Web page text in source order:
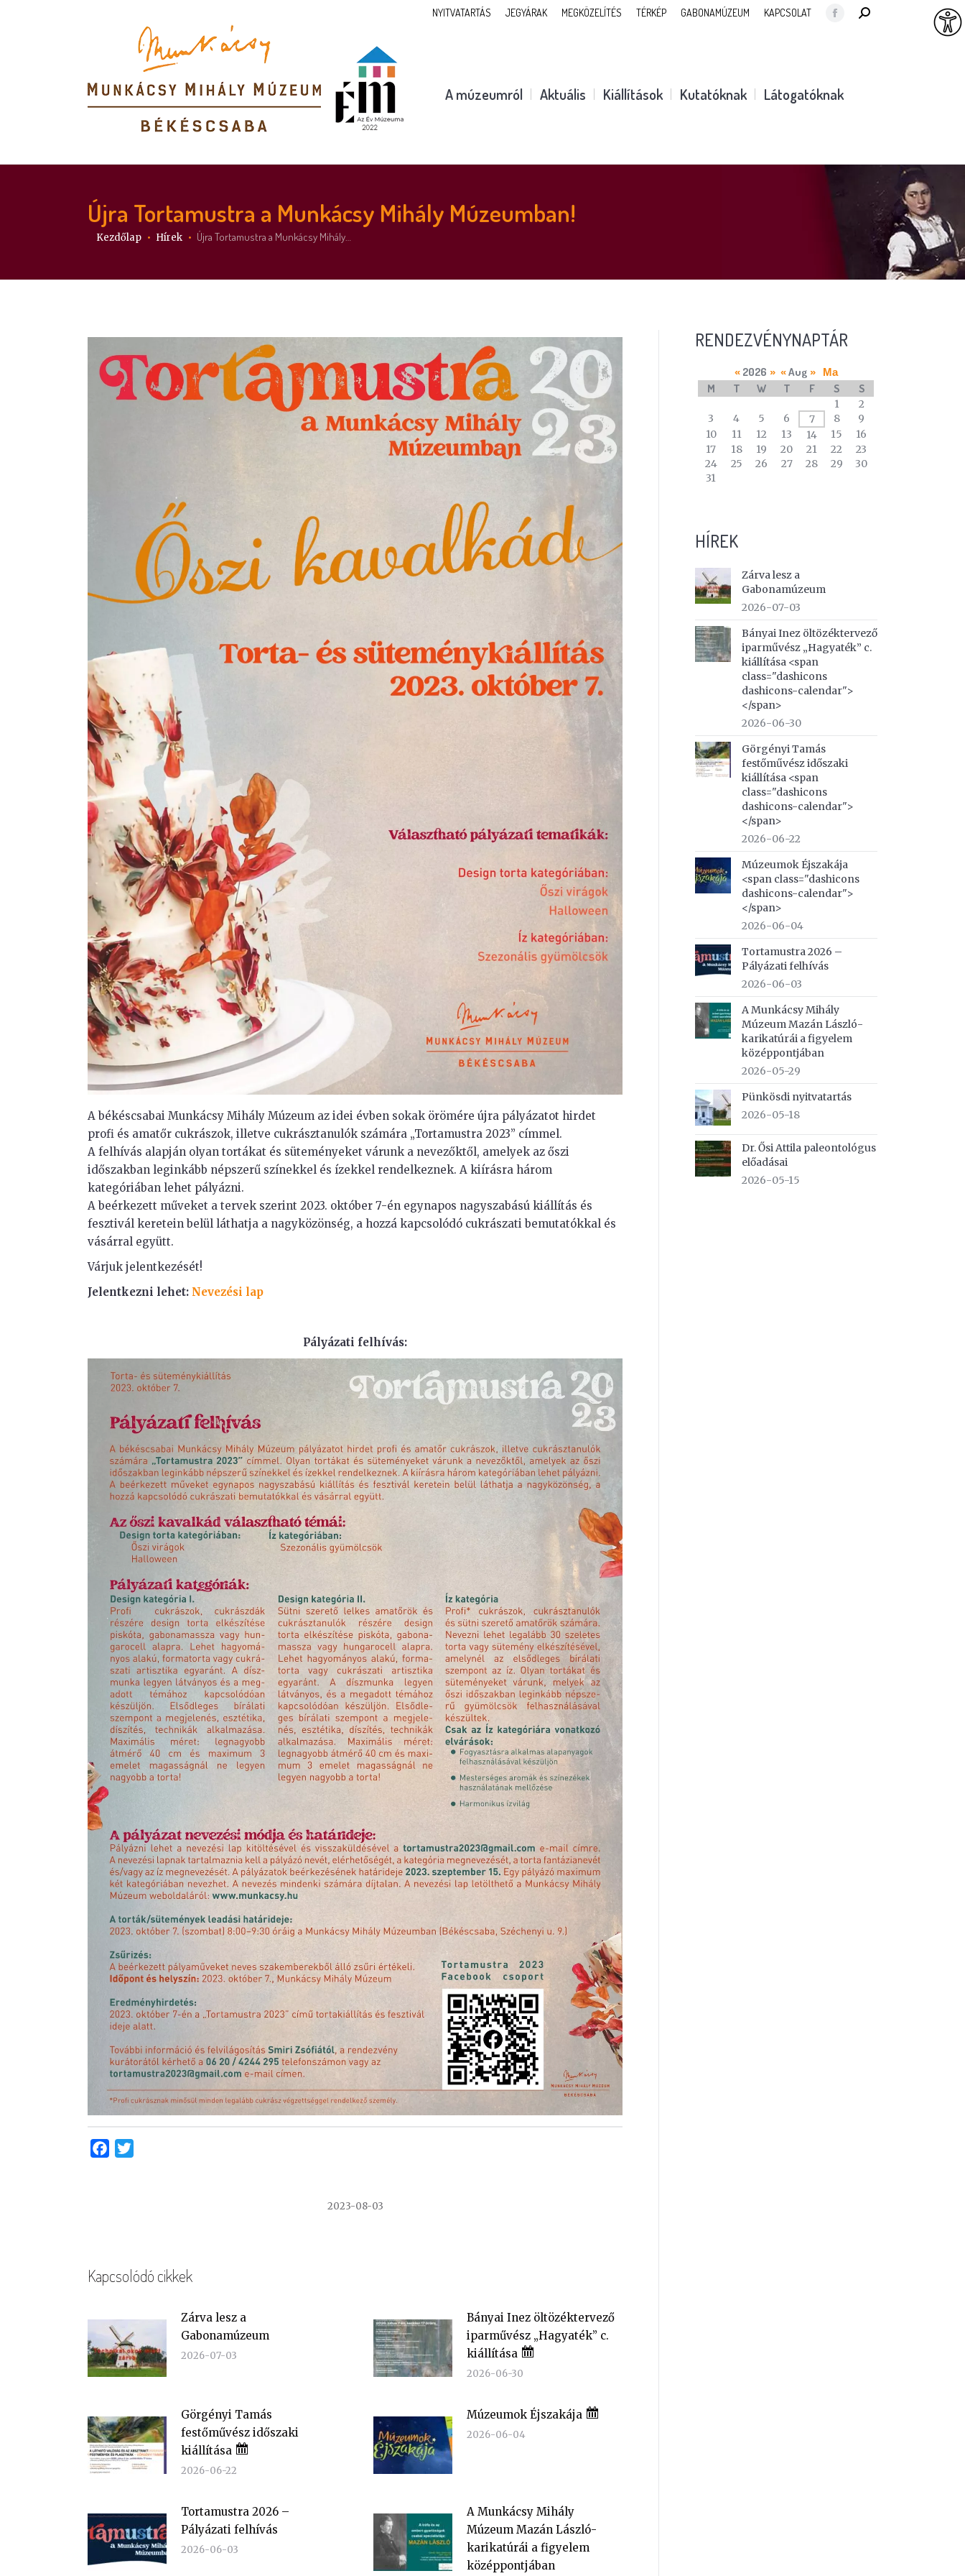
NYITVATARTÁS JEGYÁRAK MEGKÖZELÍTÉS TÉRKÉP GABONAMÚZEUM KAPCSOLAT
Facebook
new
SEARCH:
A múzeumról Aktuális Kiállítások Kutatóknak Látogatóknak
Újra Tortamustra a Munkácsy Mihály Múzeumban!
Itt vagy:
Kezdőlap Hírek Újra Tortamustra a Munkácsy Mihály…
A békéscsabai Munkácsy Mihály Múzeum az idei évben sokak örömére újra pályázatot hirdet
profi és amatőr cukrászok, illetve cukrásztanulók számára „Tortamustra 2023” címmel.
A felhívás alapján olyan tortákat és süteményeket várunk a nevezőktől, amelyek az őszi
időszakban leginkább népszerű színekkel és ízekkel rendelkeznek. A kiírásra három
kategóriában lehet pályázni.
A beérkezett műveket a tervek szerint 2023. október 7-én egynapos nagyszabású kiállítás és
fesztivál keretein belül láthatja a nagyközönség, a hozzá kapcsolódó cukrászati bemutatókkal és
vásárral együtt.
Várjuk jelentkezését!
Jelentkezni lehet: Nevezési lap
Pályázati felhívás:
Facebook
2023-08-03
Kapcsolódó cikkek
Zárva lesz a
Gabonamúzeum
2026-07-03
Bányai Inez öltözéktervező
iparművész „Hagyaték” c.
kiállítása
2026-06-30
Görgényi Tamás
festőművész időszaki
kiállítása
2026-06-22
Múzeumok Éjszakája
2026-06-04
Tortamustra 2026 –
Pályázati felhívás
2026-06-03
A Munkácsy Mihály
Múzeum Mazán László-
karikatúrái a figyelem
középpontjában
RENDEZVÉNYNAPTÁR
calendar
of
events
« 2026 » « Aug » Ma
M T W T F S S
1
2
3
4 5 6 7 8
9
10
11 12 13 14 15
16
17
18 19 20 21 22
23
24
25 26 27 28 29
30
31
HÍREK
Zárva lesz a
Gabonamúzeum
2026-07-03
Bányai Inez öltözéktervező
iparművész „Hagyaték” c.
kiállítása <span
class="dashicons
dashicons-calendar">
</span>
2026-06-30
Görgényi Tamás
festőművész időszaki
kiállítása <span
class="dashicons
dashicons-calendar">
</span>
2026-06-22
Múzeumok Éjszakája
<span class="dashicons
dashicons-calendar">
</span>
2026-06-04
Tortamustra 2026 –
Pályázati felhívás
2026-06-03
A Munkácsy Mihály
Múzeum Mazán László-
karikatúrái a figyelem
középpontjában
2026-05-29
Pünkösdi nyitvatartás
2026-05-18
Dr. Ősi Attila paleontológus
előadásai
2026-05-15